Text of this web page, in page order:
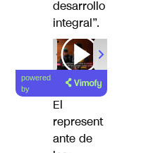
desarrollo
integral”.
powered
by
El
represent
ante de